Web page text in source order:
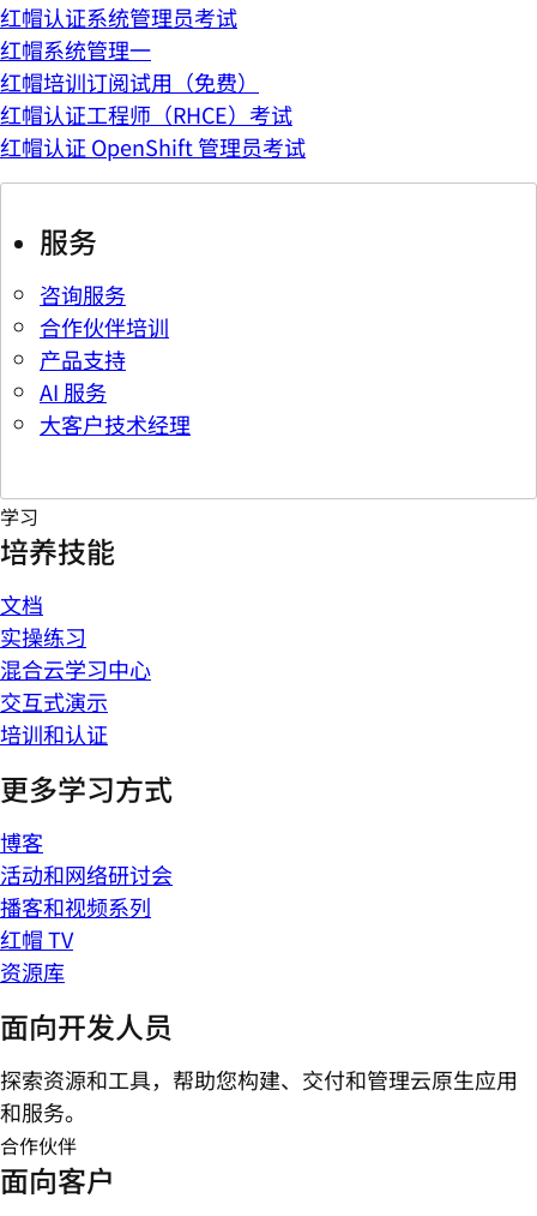
红帽认证系统管理员考试
红帽系统管理一
红帽培训订阅试用（免费）
红帽认证工程师（RHCE）考试
红帽认证 OpenShift 管理员考试
服务
咨询服务
合作伙伴培训
产品支持
AI 服务
大客户技术经理
学习
培养技能
文档
实操练习
混合云学习中心
交互式演示
培训和认证
更多学习方式
博客
活动和网络研讨会
播客和视频系列
红帽 TV
资源库
面向开发人员
探索资源和工具，帮助您构建、交付和管理云原生应用
和服务。
合作伙伴
面向客户